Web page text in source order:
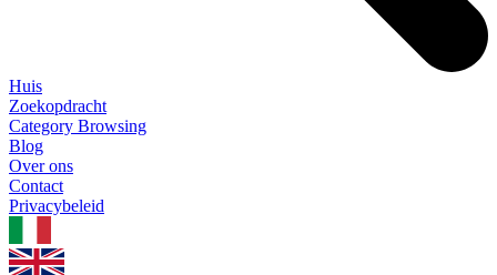
Huis
Zoekopdracht
Category Browsing
Blog
Over ons
Contact
Privacybeleid